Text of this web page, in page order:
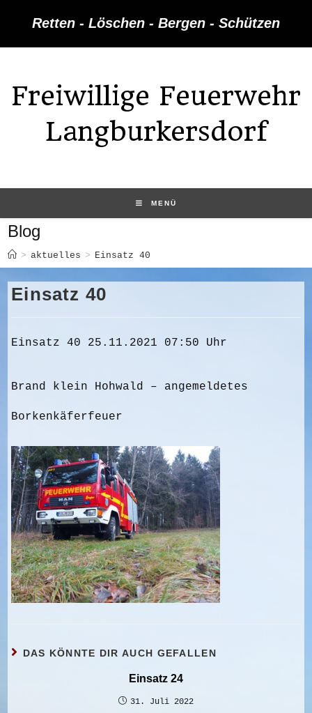
Retten - Löschen - Bergen - Schützen
Freiwillige Feuerwehr
Langburkersdorf
MENÜ
Blog
> aktuelles > Einsatz 40
Einsatz 40
Einsatz 40 25.11.2021 07:50 Uhr
Brand klein Hohwald – angemeldetes
Borkenkäferfeuer
DAS KÖNNTE DIR AUCH GEFALLEN
Einsatz 24
31. Juli 2022